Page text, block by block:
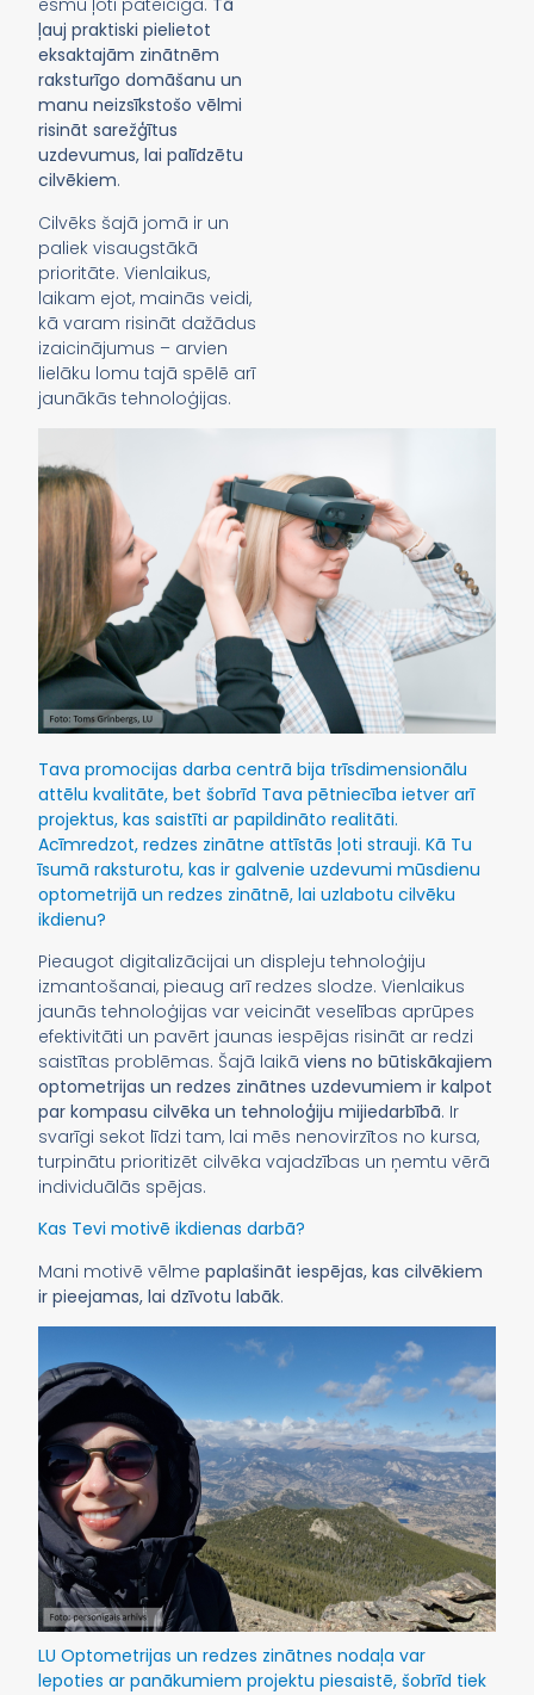
esmu ļoti pateicīga. Tā
ļauj praktiski pielietot
eksaktajām zinātnēm
raksturīgo domāšanu un
manu neizsīkstošo vēlmi
risināt sarežģītus
uzdevumus, lai palīdzētu
cilvēkiem.
Cilvēks šajā jomā ir un
paliek visaugstākā
prioritāte. Vienlaikus,
laikam ejot, mainās veidi,
kā varam risināt dažādus
izaicinājumus – arvien
lielāku lomu tajā spēlē arī
jaunākās tehnoloģijas.
Tava promocijas darba centrā bija trīsdimensionālu
attēlu kvalitāte, bet šobrīd Tava pētniecība ietver arī
projektus, kas saistīti ar papildināto realitāti.
Acīmredzot, redzes zinātne attīstās ļoti strauji. Kā Tu
īsumā raksturotu, kas ir galvenie uzdevumi mūsdienu
optometrijā un redzes zinātnē, lai uzlabotu cilvēku
ikdienu?
Pieaugot digitalizācijai un displeju tehnoloģiju
izmantošanai, pieaug arī redzes slodze. Vienlaikus
jaunās tehnoloģijas var veicināt veselības aprūpes
efektivitāti un pavērt jaunas iespējas risināt ar redzi
saistītas problēmas. Šajā laikāviens no būtiskākajiem
optometrijas un redzes zinātnes uzdevumiem ir kalpot
parkompasu cilvēka un tehnoloģiju mijiedarbībā. Ir
svarīgi sekot līdzi tam, lai mēs nenovirzītos no kursa,
turpinātu prioritizēt cilvēka vajadzības un ņemtu vērā
individuālās spējas.
Kas Tevi motivē ikdienas darbā?
Mani motivē vēlmepaplašināt iespējas, kas cilvēkiem
ir pieejamas, lai dzīvotu labāk.
LU Optometrijas un redzes zinātnes nodaļa var
lepoties ar panākumiem projektu piesaistē, šobrīd tiek